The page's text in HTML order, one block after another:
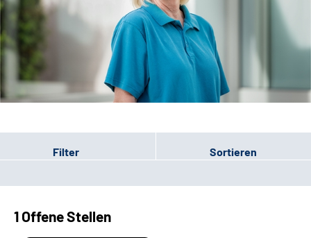
Leichte Sprache
Gebärdensprache
Patienten-Login
Filter Sortieren
1 Offene Stellen